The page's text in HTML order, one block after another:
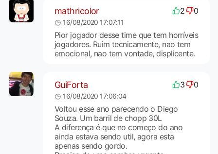
mathricolor 2 0
16/08/2020 17:07:11
Pior jogador desse time que tem horríveis
jogadores. Ruim tecnicamente, nao tem
emocional, nao tem vontade, displicente.
GuiForta 3 0
16/08/2020 17:06:04
Voltou esse ano parecendo o Diego
Souza. Um barril de chopp 30L
A diferença é que no começo do ano
ainda estava sendo util, agora esta
apenas sendo gordo.